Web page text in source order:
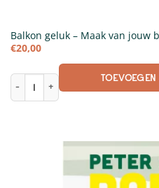
Balkon geluk – Maak van jouw
€20,00
Balkon geluk - Maak van jouw